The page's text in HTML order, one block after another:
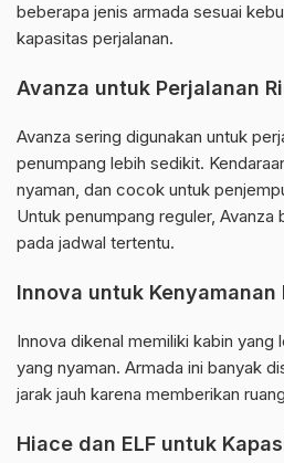
beberapa jenis armada sesuai
kapasitas perjalanan.
Avanza untuk Perjalanan
Avanza sering digunakan untuk
penumpang lebih sedikit.
nyaman, dan cocok untuk
Untuk penumpang reguler, Avanza
pada jadwal tertentu.
Innova untuk Kenyamanan
Innova dikenal memiliki kabin yang
yang nyaman. Armada ini banyak
jarak jauh karena memberikan
Hiace dan ELF untuk